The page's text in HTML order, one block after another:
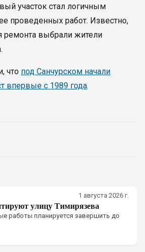
участок стал логичным
проведенных работ. Известно,
ремонта выбрали жители
что под Санчурском начали
впервые с 1989 года.
1 августа 2026 г.
улицу Тимирязева
работы планируется завершить до